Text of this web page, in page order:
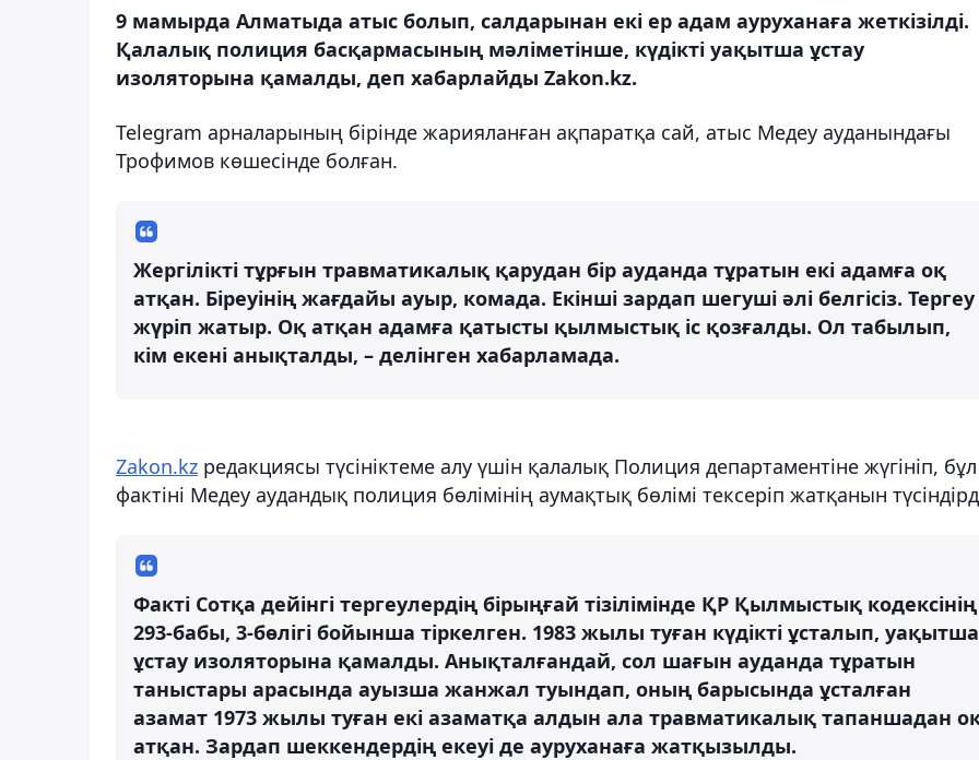
9 мамырда Алматыда атыс болып, салдарынан екі ер адам ауруханаға жеткізілді.
Қалалық полиция басқармасының мәліметінше, күдікті уақытша ұстау
изоляторына қамалды, деп хабарлайды Zakon.kz.
Telegram арналарының бірінде жарияланған ақпаратқа сай, атыс Медеу ауданындағы
Трофимов көшесінде болған.
Жергілікті тұрғын травматикалық қарудан бір ауданда тұратын екі адамға оқ
атқан. Біреуінің жағдайы ауыр, комада. Екінші зардап шегуші әлі белгісіз. Тергеу
жүріп жатыр. Оқ атқан адамға қатысты қылмыстық іс қозғалды. Ол табылып,
кім екені анықталды, – делінген хабарламада.
Zakon.kz редакциясы түсініктеме алу үшін қалалық Полиция департаментіне жүгініп, бұл
фактіні Медеу аудандық полиция бөлімінің аумақтық бөлімі тексеріп жатқанын
Факті Сотқа дейінгі тергеулердің бірыңғай тізілімінде ҚР Қылмыстық кодексінің
293-бабы, 3-бөлігі бойынша тіркелген. 1983 жылы туған күдікті ұсталып, уақытша
ұстау изоляторына қамалды. Анықталғандай, сол шағын ауданда тұратын
таныстары арасында ауызша жанжал туындап, оның барысында ұсталған
азамат 1973 жылы туған екі азаматқа алдын ала травматикалық тапаншадан
атқан. Зардап шеккендердің екеуі де ауруханаға жатқызылды.